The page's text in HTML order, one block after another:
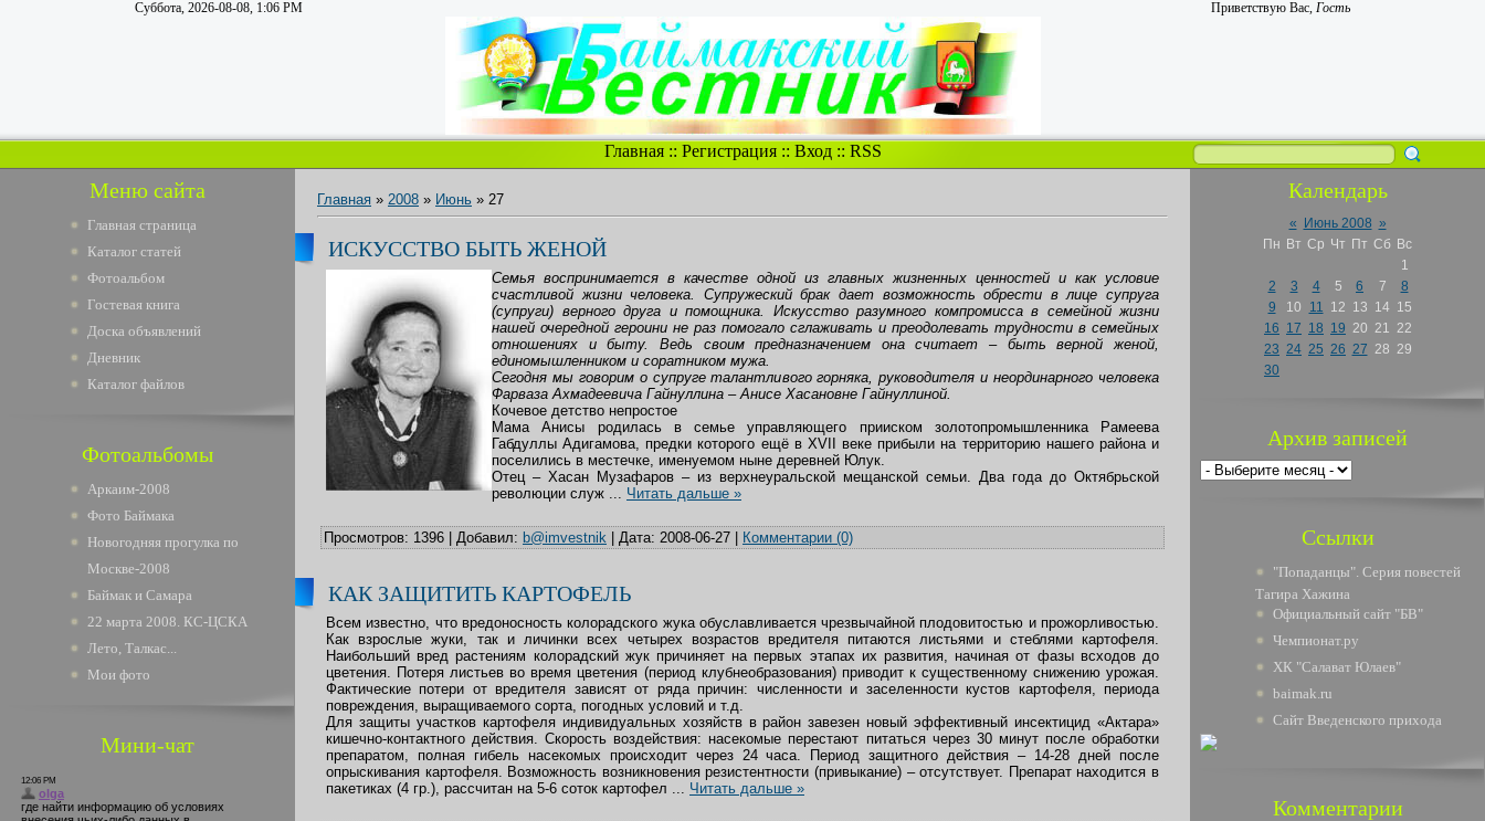
Суббота, 2026-08-08, 1:06 PM Приветствую Вас, Гость
Главная:: Регистрация:: Вход:: RSS
Меню сайта
Главная страница
Каталог статей
Фотоальбом
Гостевая книга
Доска объявлений
Дневник
Каталог файлов
Фотоальбомы
Аркаим-2008
Фото Баймака
Новогодняя прогулка по
Москве-2008
Баймак и Самара
22 марта 2008. КС-ЦСКА
Лето, Талкас...
Мои фото
Мини-чат
Главная » 2008 » Июнь » 27
ИСКУССТВО БЫТЬ ЖЕНОЙ
Семья воспринимается в качестве одной из главных жизненных ценностей и как условие
счастливой жизни человека. Супружеский брак дает возможность обрести в лице супруга
(супруги) верного друга и помощника. Искусство разумного компромисса в семейной жизни
нашей очередной героини не раз помогало сглаживать и преодолевать трудности в семейных
отношениях и быту. Ведь своим предназначением она считает – быть верной женой,
единомышленником и соратником мужа.
Сегодня мы говорим о супруге талантливого горняка, руководителя и неординарного человека
Фарваза Ахмадеевича Гайнуллина – Анисе Хасановне Гайнуллиной.
Кочевое детство непростое
Мама Анисы родилась в семье управляющего прииском золотопромышленника Рамеева
Габдуллы Адигамова, предки которого ещё в XVII веке прибыли на территорию нашего района и
поселились в местечке, именуемом ныне деревней Юлук.
Отец – Хасан Музафаров – из верхнеуральской мещанской семьи. Два года до Октябрьской
революции служ ... Читать дальше »
Просмотров: 1396 Добавил: b@imvestnik Дата: 2008-06-27 Комментарии (0)
КАК ЗАЩИТИТЬ КАРТОФЕЛЬ
Всем известно, что вредоносность колорадского жука обуславливается чрезвычайной плодовитостью и прожорливостью.
Как взрослые жуки, так и личинки всех четырех возрастов вредителя питаются листьями и стеблями картофеля.
Наибольший вред растениям колорадский жук причиняет на первых этапах их развития, начиная от фазы всходов до
цветения. Потеря листьев во время цветения (период клубнеобразования) приводит к существенному снижению урожая.
Фактические потери от вредителя зависят от ряда причин: численности и заселенности кустов картофеля, периода
повреждения, выращиваемого сорта, погодных условий и т.д.
Для защиты участков картофеля индивидуальных хозяйств в район завезен новый эффективный инсектицид «Актара»
кишечно-контактного действия. Скорость воздействия: насекомые перестают питаться через 30 минут после обработки
препаратом, полная гибель насекомых происходит через 24 часа. Период защитного действия – 14-28 дней после
опрыскивания картофеля. Возможность возникновения резистентности (привыкание) – отсутствует. Препарат находится в
пакетиках (4 гр.), рассчитан на 5-6 соток картофел ... Читать дальше »
Календарь
« Июнь 2008 »
Пн Вт Ср Чт Пт Сб Вс
1
2
3 4 5 6 7
8
9
10 11 12 13 14 15
16 17 18 19 20 21 22
23 24 25 26 27 28 29
30
Архив записей
Ссылки
"Попаданцы". Серия повестей
Тагира Хажина
Официальный сайт "БВ"
Чемпионат.ру
ХК "Салават Юлаев"
baimak.ru
Сайт Введенского прихода
Комментарии